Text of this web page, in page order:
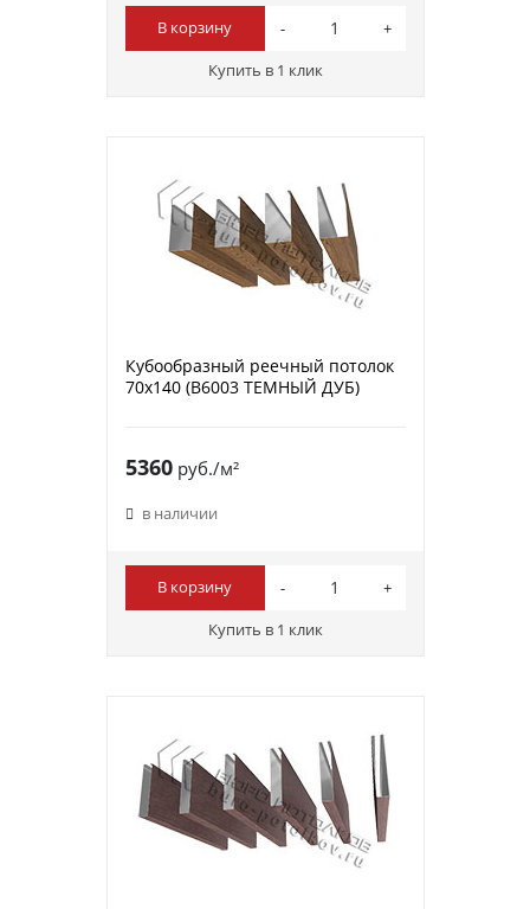
В корзину
Купить в 1 клик
Кубообразный реечный потолок
70х140 (B6003 ТЕМНЫЙ ДУБ)
5360руб./м²
в наличии
В корзину
Купить в 1 клик